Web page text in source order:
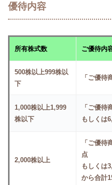
優待内容
所有株式数 ご優待内
500株以上999株以
下
「ご優待
1,000株以上1,999
株以下
「ご優待
もしくは
2,000株以上
「ご優待
点
もしくは
から合計